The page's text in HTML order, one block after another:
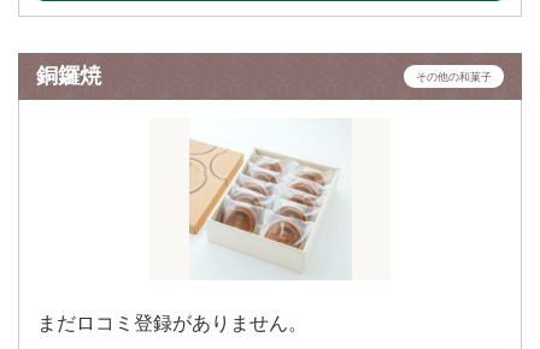
銅鑼焼 その他の和菓子
まだロコミ登録がありません。